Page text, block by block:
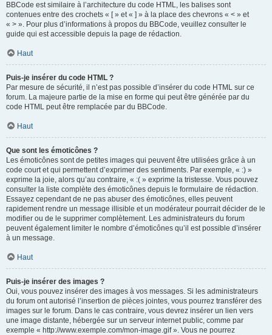
BBCode est similaire à l’architecture du code HTML, les balises sont
contenues entre des crochets « [ » et « ] » à la place des chevrons « < » et
« > ». Pour plus d’informations à propos du BBCode, veuillez consulter le
guide qui est accessible depuis la page de rédaction.
Haut
Puis-je insérer du code HTML ?
Par mesure de sécurité, il n’est pas possible d’insérer du code HTML sur ce
forum. La majeure partie de la mise en forme qui peut être générée par du
code HTML peut être remplacée par du BBCode.
Haut
Que sont les émoticônes ?
Les émoticônes sont de petites images qui peuvent être utilisées grâce à un
code court et qui permettent d’exprimer des sentiments. Par exemple, « :) »
exprime la joie, alors qu’au contraire, « :( » exprime la tristesse. Vous pouvez
consulter la liste complète des émoticônes depuis le formulaire de rédaction.
Essayez cependant de ne pas abuser des émoticônes, elles peuvent
rapidement rendre un message illisible et un modérateur pourrait décider de le
modifier ou de le supprimer complètement. Les administrateurs du forum
peuvent également limiter le nombre d’émoticônes qu’il est possible d’insérer
à un message.
Haut
Puis-je insérer des images ?
Oui, vous pouvez insérer des images à vos messages. Si les administrateurs
du forum ont autorisé l’insertion de pièces jointes, vous pourrez transférer des
images sur le forum. Dans le cas contraire, vous devrez insérer un lien vers
une image distante, hébergée sur un serveur internet public, comme par
exemple « http://www.exemple.com/mon-image.gif ». Vous ne pourrez